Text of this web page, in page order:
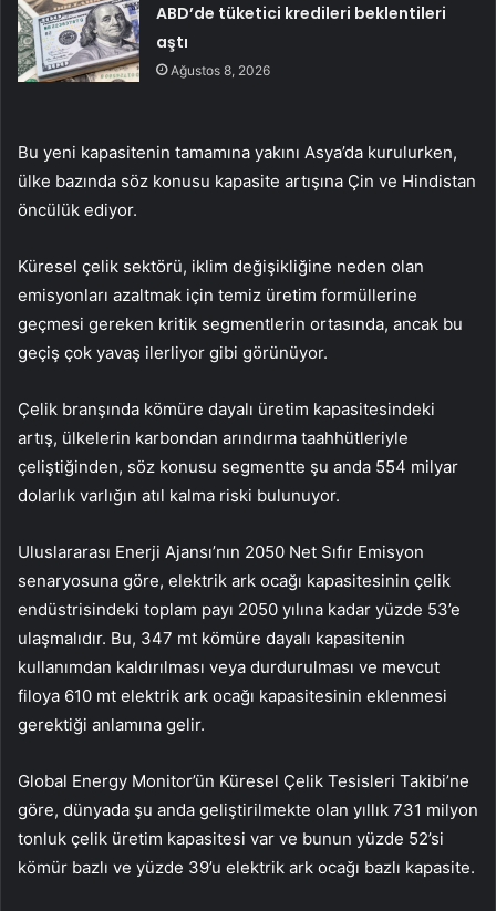
ABD’de tüketici kredileri beklentileri
aştı
Ağustos 8, 2026
Bu yeni kapasitenin tamamına yakını Asya’da kurulurken,
ülke bazında söz konusu kapasite artışına Çin ve Hindistan
öncülük ediyor.
Küresel çelik sektörü, iklim değişikliğine neden olan
emisyonları azaltmak için temiz üretim formüllerine
geçmesi gereken kritik segmentlerin ortasında, ancak bu
geçiş çok yavaş ilerliyor gibi görünüyor.
Çelik branşında kömüre dayalı üretim kapasitesindeki
artış, ülkelerin karbondan arındırma taahhütleriyle
çeliştiğinden, söz konusu segmentte şu anda 554 milyar
dolarlık varlığın atıl kalma riski bulunuyor.
Uluslararası Enerji Ajansı’nın 2050 Net Sıfır Emisyon
senaryosuna göre, elektrik ark ocağı kapasitesinin çelik
endüstrisindeki toplam payı 2050 yılına kadar yüzde 53’e
ulaşmalıdır. Bu, 347 mt kömüre dayalı kapasitenin
kullanımdan kaldırılması veya durdurulması ve mevcut
filoya 610 mt elektrik ark ocağı kapasitesinin eklenmesi
gerektiği anlamına gelir.
Global Energy Monitor’ün Küresel Çelik Tesisleri Takibi’ne
göre, dünyada şu anda geliştirilmekte olan yıllık 731 milyon
tonluk çelik üretim kapasitesi var ve bunun yüzde 52’si
kömür bazlı ve yüzde 39’u elektrik ark ocağı bazlı kapasite.